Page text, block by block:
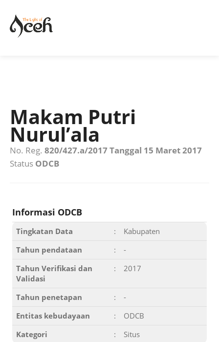
Makam Putri
Nurul’ala
No. Reg. 820/427.a/2017 Tanggal 15 Maret 2017
Status ODCB
Informasi ODCB
Tingkatan Data :
Kabupaten
Tahun pendataan
:
-
Tahun Verifikasi dan
Validasi
: 2017
Tahun penetapan :
-
Entitas kebudayaan
:
ODCB
Kategori
: Situs